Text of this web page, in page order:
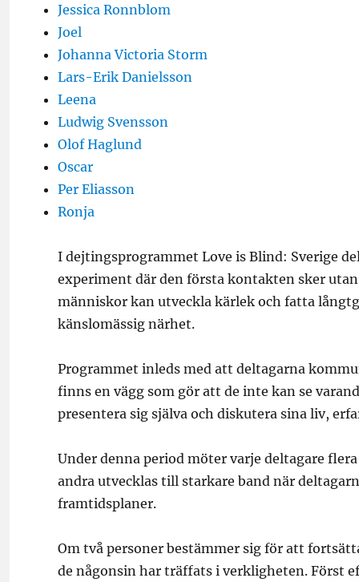
Jessica Ronnblom
Joel
Johanna Victoria Storm
Lars-Erik Danielsson
Leena
Ludwig Svensson
Olof Haglund
Oscar
Per Eliasson
Ronja
I dejtingsprogrammet Love is Blind: Sverige
experiment där den första kontakten sker
människor kan utveckla kärlek och fatta
känslomässig närhet.
Programmet inleds med att deltagarna
finns en vägg som gör att de inte kan se
presentera sig själva och diskutera sina liv,
Under denna period möter varje deltagare
andra utvecklas till starkare band när
framtidsplaner.
Om två personer bestämmer sig för att
de någonsin har träffats i verkligheten. Först